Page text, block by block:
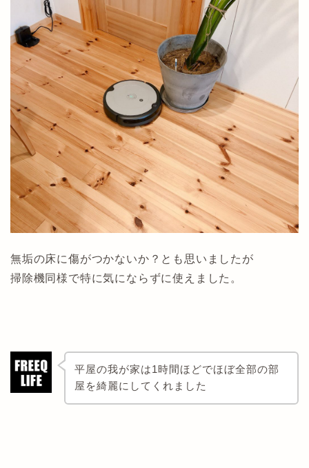
無垢の床に傷がつかないか？とも思いましたが
掃除機同様で特に気にならずに使えました。
平屋の我が家は1時間ほどでほぼ全部の部
屋を綺麗にしてくれました